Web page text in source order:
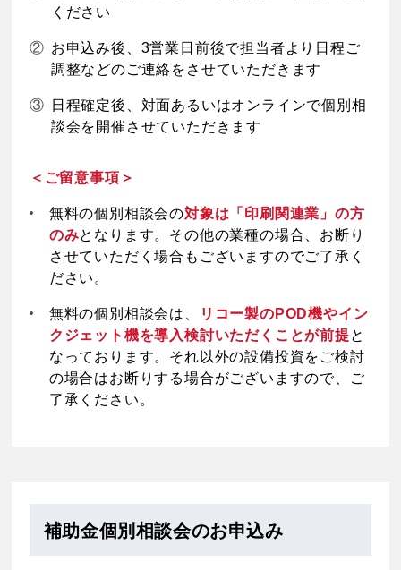
ください
② お申込み後、3営業日前後で担当者より日程ご
調整などのご連絡をさせていただきます
③
日程確定後、対面あるいはオンラインで個別相
談会を開催させていただきます
＜ご留意事項＞
無料の個別相談会の対象は「印刷関連業」の方
のみとなります。その他の業種の場合、お断り
させていただく場合もございますのでご了承く
ださい。
無料の個別相談会は、
リコー製のPOD機やイン
クジェット機を導入検討いただくことが前提と
なっております。それ以外の設備投資をご検討
の場合はお断りする場合がございますので、ご
了承ください。
補助金個別相談会のお申込み